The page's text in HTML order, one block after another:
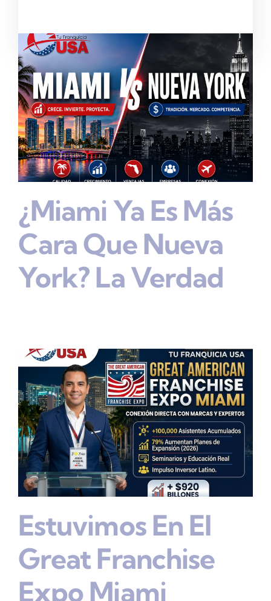
¿Miami Ya Es Más
Cara Que Nueva
York? La Verdad
Estuvimos En El
Great Franchise
Expo Miami